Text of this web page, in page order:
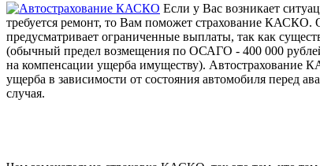
Если у Вас возникает
требуется ремонт, то Вам поможет страхование
предусматривает ограниченные выплаты, так как
(обычный предел возмещения по ОСАГО - 400 000
на компенсации ущерба имуществу). Автострахование
ущерба в зависимости от состояния автомобиля перед
случая.